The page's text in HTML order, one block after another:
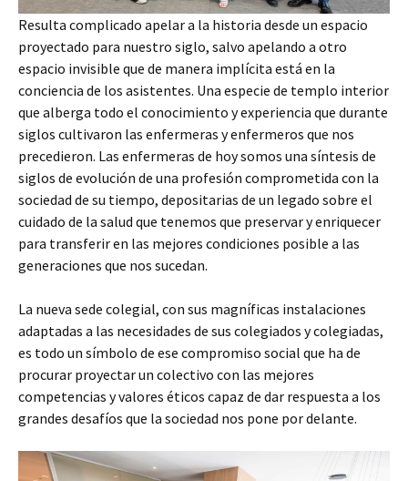
Resulta complicado apelar a la historia desde un espacio
proyectado para nuestro siglo, salvo apelando a otro
espacio invisible que de manera implícita está en la
conciencia de los asistentes. Una especie de templo interior
que alberga todo el conocimiento y experiencia que durante
siglos cultivaron las enfermeras y enfermeros que nos
precedieron. Las enfermeras de hoy somos una síntesis de
siglos de evolución de una profesión comprometida con la
sociedad de su tiempo, depositarias de un legado sobre el
cuidado de la salud que tenemos que preservar y enriquecer
para transferir en las mejores condiciones posible a las
generaciones que nos sucedan.
La nueva sede colegial, con sus magníficas instalaciones
adaptadas a las necesidades de sus colegiados y colegiadas,
es todo un símbolo de ese compromiso social que ha de
procurar proyectar un colectivo con las mejores
competencias y valores éticos capaz de dar respuesta a los
grandes desafíos que la sociedad nos pone por delante.